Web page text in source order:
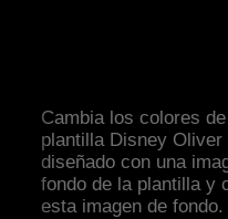
Cambia los colores
plantilla Disney
diseñado con una
fondo de la plantilla y
esta imagen de fondo.